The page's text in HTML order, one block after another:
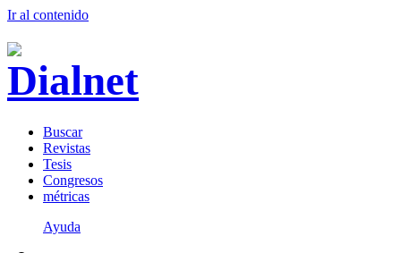
Ir al contenido
Buscar
Revistas
Tesis
Congresos
métricas
Ayuda